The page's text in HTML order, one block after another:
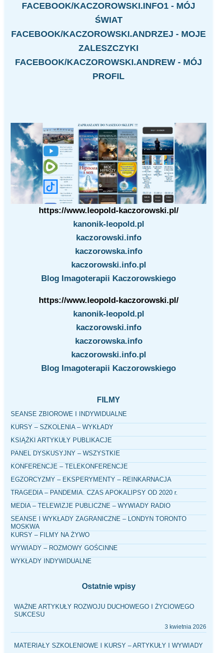
FACEBOOK/KACZOROWSKI.INFO1 - MÓJ
ŚWIAT
FACEBOOK/KACZOROWSKI.ANDRZEJ - MOJE
ZALESZCZYKI
FACEBOOK/KACZOROWSKI.ANDREW - MÓJ
PROFIL
https://www.leopold-kaczorowski.pl/
kanonik-leopold.pl
kaczorowski.info
kaczorowska.info
kaczorowski.info.pl
Blog Imagoterapii Kaczorowskiego
https://www.leopold-kaczorowski.pl/
kanonik-leopold.pl
kaczorowski.info
kaczorowska.info
kaczorowski.info.pl
Blog Imagoterapii Kaczorowskiego
FILMY
SEANSE ZBIOROWE I INDYWIDUALNE
KURSY – SZKOLENIA – WYKŁADY
KSIĄŻKI ARTYKUŁY PUBLIKACJE
PANEL DYSKUSYJNY – WSZYSTKIE
KONFERENCJE – TELEKONFERENCJE
EGZORCYZMY – EKSPERYMENTY – REINKARNACJA
TRAGEDIA – PANDEMIA. CZAS APOKALIPSY OD 2020 r.
MEDIA – TELEWIZJE PUBLICZNE – WYWIADY RADIO
SEANSE I WYKŁADY ZAGRANICZNE – LONDYN TORONTO
MOSKWA
KURSY – FILMY NA ŻYWO
WYWIADY – ROZMOWY GOŚCINNE
WYKŁADY INDYWIDUALNE
Ostatnie wpisy
WAŻNE ARTYKUŁY ROZWOJU DUCHOWEGO I ŻYCIOWEGO
SUKCESU
3 kwietnia 2026
MATERIAŁY SZKOLENIOWE I KURSY – ARTYKUŁY I WYWIADY